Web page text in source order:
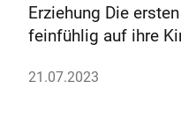
Erziehung Die
feinfühlig auf ihre
21.07.2023